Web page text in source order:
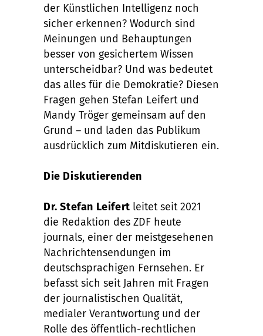
der Künstlichen Intelligenz noch
sicher erkennen? Wodurch sind
Meinungen und Behauptungen
besser von gesichertem Wissen
unterscheidbar? Und was bedeutet
das alles für die Demokratie? Diesen
Fragen gehen Stefan Leifert und
Mandy Tröger gemeinsam auf den
Grund – und laden das Publikum
ausdrücklich zum Mitdiskutieren ein.
Die Diskutierenden
Dr. Stefan Leifert leitet seit 2021
die Redaktion des ZDF heute
journals, einer der meistgesehenen
Nachrichtensendungen im
deutschsprachigen Fernsehen. Er
befasst sich seit Jahren mit Fragen
der journalistischen Qualität,
medialer Verantwortung und der
Rolle des öffentlich-rechtlichen